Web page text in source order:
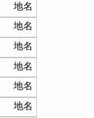
地名
地名
地名
地名
地名
地名